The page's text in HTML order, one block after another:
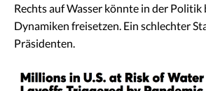
Rechts auf Wasser könnte in der
Dynamiken freisetzen. Ein schlechter
Präsidenten.